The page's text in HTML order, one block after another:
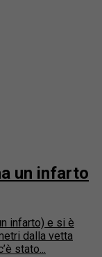
un infarto
infarto) e si è
dalla vetta
stato...